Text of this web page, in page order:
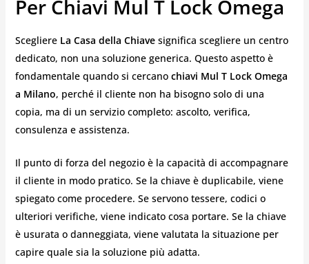
Per Chiavi Mul T Lock Omega
Scegliere La Casa della Chiavesignifica scegliere un centro
dedicato, non una soluzione generica. Questo aspetto è
fondamentale quando si cercano chiavi Mul T Lock Omega
a Milano, perché il cliente non ha bisogno solo di una
copia, ma di un servizio completo: ascolto, verifica,
consulenza e assistenza.
Il punto di forza del negozio è la capacità di accompagnare
il cliente in modo pratico. Se la chiave è duplicabile, viene
spiegato come procedere. Se servono tessere, codici o
ulteriori verifiche, viene indicato cosa portare. Se la chiave
è usurata o danneggiata, viene valutata la situazione per
capire quale sia la soluzione più adatta.